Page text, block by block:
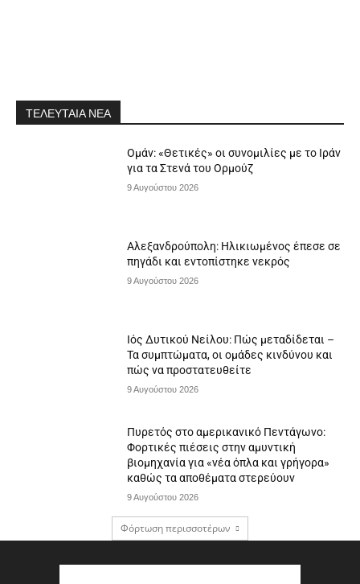
ΤΕΛΕΥΤΑΙΑ ΝΕΑ
Ομάν: «Θετικές» οι συνομιλίες με το Ιράν
για τα Στενά του Ορμούζ
9 Αυγούστου 2026
Αλεξανδρούπολη: Ηλικιωμένος έπεσε σε
πηγάδι και εντοπίστηκε νεκρός
9 Αυγούστου 2026
Ιός Δυτικού Νείλου: Πώς μεταδίδεται –
Τα συμπτώματα, οι ομάδες κινδύνου και
πώς να προστατευθείτε
9 Αυγούστου 2026
Πυρετός στο αμερικανικό Πεντάγωνο:
Φορτικές πιέσεις στην αμυντική
βιομηχανία για «νέα όπλα και γρήγορα»
καθώς τα αποθέματα στερεύουν
9 Αυγούστου 2026
Φόρτωση περισσοτέρων